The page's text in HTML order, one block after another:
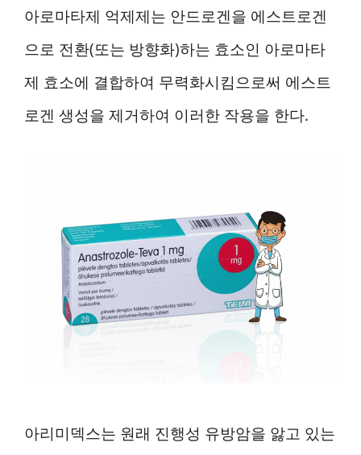
아로마타제 억제제는 안드로겐을 에스트로겐
으로 전환(또는 방향화)하는 효소인 아로마타
제 효소에 결합하여 무력화시킴으로써 에스트
로겐 생성을 제거하여 이러한 작용을 한다.
아리미덱스는 원래 진행성 유방암을 앓고 있는